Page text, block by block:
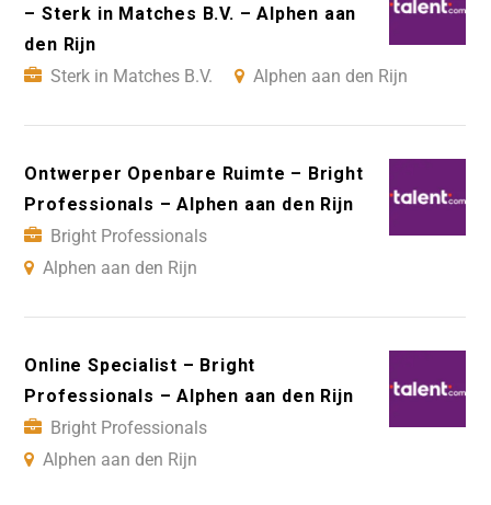
– Sterk in Matches B.V. – Alphen aan
den Rijn
Sterk in Matches B.V.
Alphen aan den Rijn
Ontwerper Openbare Ruimte – Bright
Professionals – Alphen aan den Rijn
Bright Professionals
Alphen aan den Rijn
Online Specialist – Bright
Professionals – Alphen aan den Rijn
Bright Professionals
Alphen aan den Rijn